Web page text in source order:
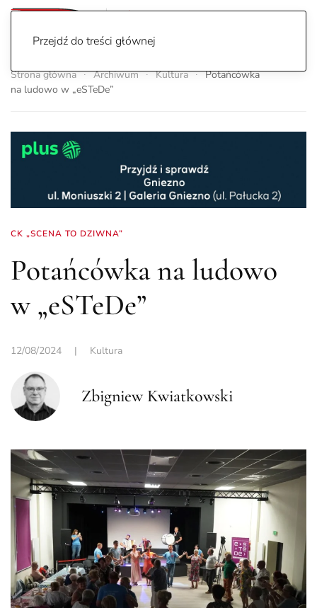
Przejdź do treści głównej
Strona główna Archiwum Kultura
Potańcówka
na ludowo w „eSTeDe”
CK „SCENA TO DZIWNA”
Potańcówka na ludowo
w „eSTeDe”
12/08/2024 | Kultura
Zbigniew Kwiatkowski